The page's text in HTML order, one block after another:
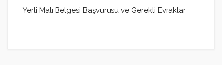
Yerli Malı Belgesi Başvurusu ve Gerekli Evraklar